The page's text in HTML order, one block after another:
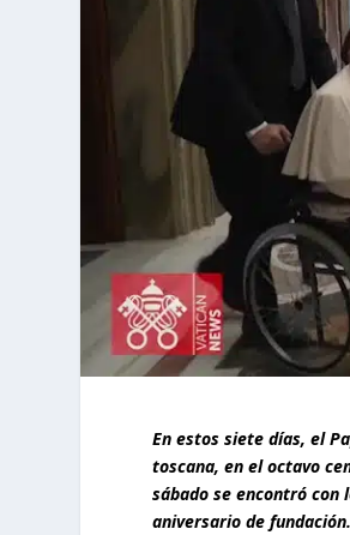
En estos siete días, el
toscana, en el octavo
sábado se encontró con
aniversario de